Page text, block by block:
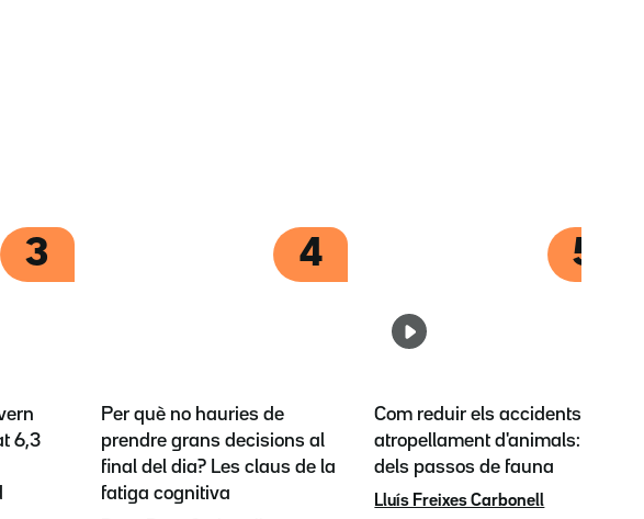
3
6,3
4
Per què no hauries de
prendre grans decisions al
final del dia? Les claus de la
fatiga cognitiva
5
Com reduir els accidents per
atropellament d'animals: l'èxit
dels passos de fauna
Lluís Freixes Carbonell